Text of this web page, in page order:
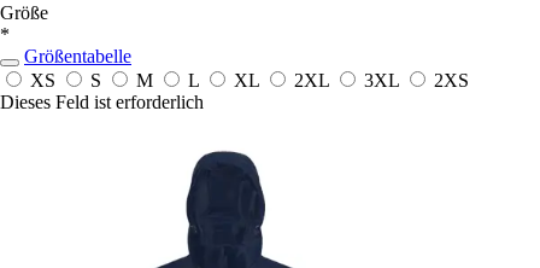
Größe
*
Größentabelle
XS
S M L XL 2XL 3XL
2XS
Dieses Feld ist erforderlich